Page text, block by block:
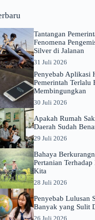
Tantangan
Fenomena
Silver di Jalanan
31 Juli 2026
Penyebab Aplikasi
Pemerintah Terlalu
Membingungkan
30 Juli 2026
Apakah Rumah
Daerah Sudah
29 Juli 2026
Bahaya
Pertanian
Kita
28 Juli 2026
Penyebab Lulusan
Banyak yang Sulit
26 Juli 2026